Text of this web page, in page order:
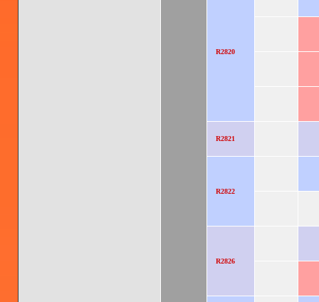
R2820
R2821
R2822
R2826